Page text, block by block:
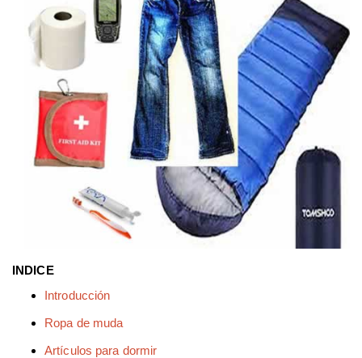
INDICE
Introducción
Ropa de muda
Artículos para dormir